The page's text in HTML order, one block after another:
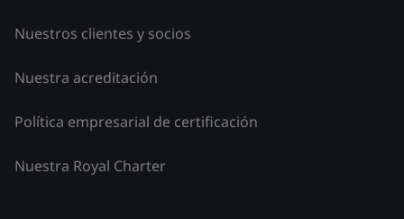
Nuestros clientes y socios
Nuestra acreditación
Política empresarial de certificación
Nuestra Royal Charter